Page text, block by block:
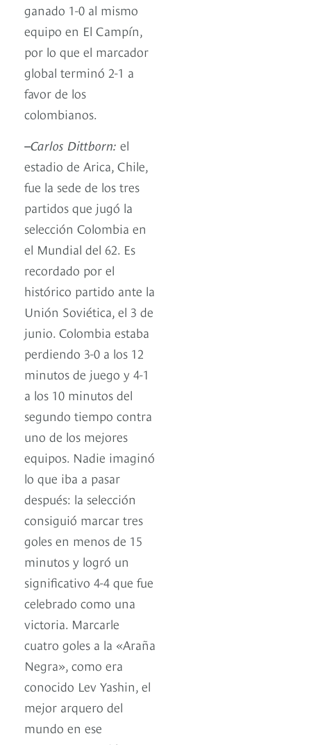
ganado 1-0 al mismo
equipo en El Campín,
por lo que el marcador
global terminó 2-1 a
favor de los
colombianos.
–Carlos Dittborn: el
estadio de Arica, Chile,
fue la sede de los tres
partidos que jugó la
selección Colombia en
el Mundial del 62. Es
recordado por el
histórico partido ante la
Unión Soviética, el 3 de
junio. Colombia estaba
perdiendo 3-0 a los 12
minutos de juego y 4-1
a los 10 minutos del
segundo tiempo contra
uno de los mejores
equipos. Nadie imaginó
lo que iba a pasar
después: la selección
consiguió marcar tres
goles en menos de 15
minutos y logró un
significativo 4-4 que fue
celebrado como una
victoria. Marcarle
cuatro goles a la «Araña
Negra», como era
conocido Lev Yashin, el
mejor arquero del
mundo en ese